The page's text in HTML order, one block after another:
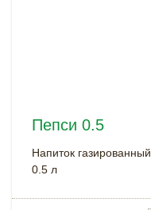
Пепси 0.5
Напиток газированный
0.5 л